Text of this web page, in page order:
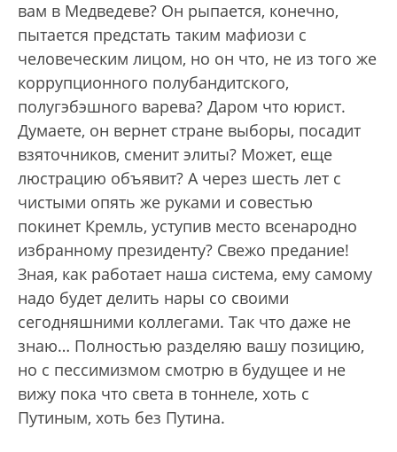
вам в Медведеве? Он рыпается, конечно,
пытается предстать таким мафиози с
человеческим лицом, но он что, не из того же
коррупционного полубандитского,
полугэбэшного варева? Даром что юрист.
Думаете, он вернет стране выборы, посадит
взяточников, сменит элиты? Может, еще
люстрацию объявит? А через шесть лет с
чистыми опять же руками и совестью
покинет Кремль, уступив место всенародно
избранному президенту? Свежо предание!
Зная, как работает наша система, ему самому
надо будет делить нары со своими
сегодняшними коллегами. Так что даже не
знаю… Полностью разделяю вашу позицию,
но с пессимизмом смотрю в будущее и не
вижу пока что света в тоннеле, хоть с
Путиным, хоть без Путина.